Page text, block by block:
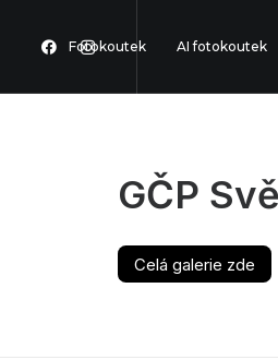
Fotokoutek AI fotokoutek
GČP
Celá galerie zde